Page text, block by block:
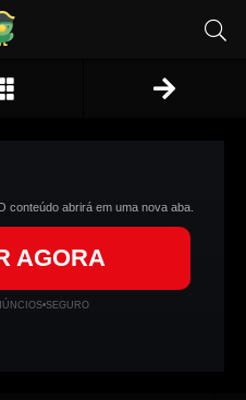
conteúdo abrirá em uma nova aba.
AGORA
•SEGURO